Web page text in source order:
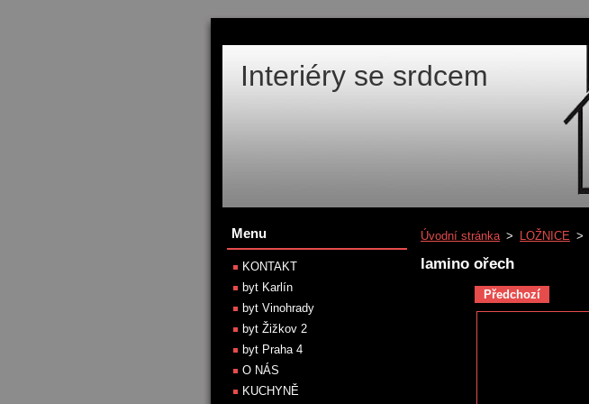
Interiéry se srdcem
Úvodní stránka > LOŽNICE >
lamino ořech
Předchozí
Menu
KONTAKT
byt Karlín
byt Vinohrady
byt Žižkov 2
byt Praha 4
O NÁS
KUCHYNĚ